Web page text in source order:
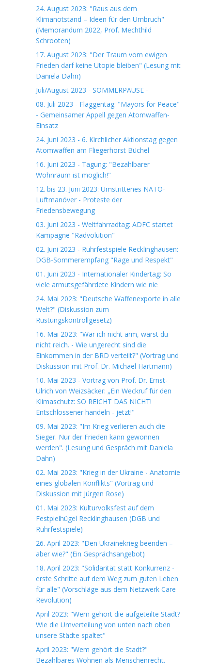
24. August 2023: "Raus aus dem
Klimanotstand – Ideen für den Umbruch"
(Memorandum 2022, Prof. Mechthild
Schrooten)
17. August 2023: "Der Traum vom ewigen
Frieden darf keine Utopie bleiben" (Lesung mit
Daniela Dahn)
Juli/August 2023 - SOMMERPAUSE -
08. Juli 2023 - Flaggentag: "Mayors for Peace"
- Gemeinsamer Appell gegen Atomwaffen-
Einsatz
24. Juni 2023 - 6. Kirchlicher Aktionstag gegen
Atomwaffen am Fliegerhorst Büchel
16. Juni 2023 - Tagung: "Bezahlbarer
Wohnraum ist möglich!"
12. bis 23. Juni 2023: Umstrittenes NATO-
Luftmanöver - Proteste der
Friedensbewegung
03. Juni 2023 - Weltfahrradtag: ADFC startet
Kampagne "Radvolution"
02. Juni 2023 - Ruhrfestspiele Recklinghausen:
DGB-Sommerempfang "Rage und Respekt"
01. Juni 2023 - Internationaler Kindertag: So
viele armutsgefährdete Kindern wie nie
24. Mai 2023: "Deutsche Waffenexporte in alle
Welt?" (Diskussion zum
Rüstungskontrollgesetz)
16. Mai 2023: "Wär ich nicht arm, wärst du
nicht reich. - Wie ungerecht sind die
Einkommen in der BRD verteilt?" (Vortrag und
Diskussion mit Prof. Dr. Michael Hartmann)
10. Mai 2023 - Vortrag von Prof. Dr. Ernst-
Ulrich von Weizsäcker: „Ein Weckruf für den
Klimaschutz: SO REICHT DAS NICHT!
Entschlossener handeln - jetzt!"
09. Mai 2023: "Im Krieg verlieren auch die
Sieger. Nur der Frieden kann gewonnen
werden". (Lesung und Gespräch mit Daniela
Dahn)
02. Mai 2023: "Krieg in der Ukraine - Anatomie
eines globalen Konflikts" (Vortrag und
Diskussion mit Jürgen Rose)
01. Mai 2023: Kulturvolksfest auf dem
Festpielhügel Recklinghausen (DGB und
Ruhrfestspiele)
26. April 2023: "Den Ukrainekrieg beenden –
aber wie?" (Ein Gesprächsangebot)
18. April 2023: "Solidarität statt Konkurrenz -
erste Schritte auf dem Weg zum guten Leben
für alle" (Vorschläge aus dem Netzwerk Care
Revolution)
April 2023: "Wem gehört die aufgeteilte Stadt?
Wie die Umverteilung von unten nach oben
unsere Städte spaltet"
April 2023: "Wem gehört die Stadt?"
Bezahlbares Wohnen als Menschenrecht.